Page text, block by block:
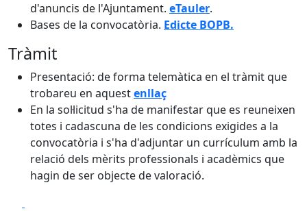
d'anuncis de l'Ajuntament. eTauler.
Bases de la convocatòria. Edicte BOPB.
Tràmit
Presentació: de forma telemàtica en el tràmit que
trobareu en aquestenllaç
En la sol·licitud s'ha de manifestar que es reuneixen
totes i cadascuna de les condicions exigides a la
convocatòria i s'ha d'adjuntar un currículum amb la
relació dels mèrits professionals i acadèmics que
hagin de ser objecte de valoració.